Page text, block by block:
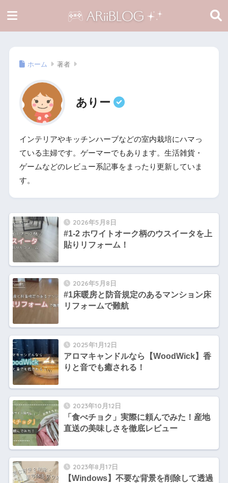
ホーム 著者
ありー
インテリアやキッチンハーブなどの室内栽培にハマっ
ている主婦です。ゲーマーでもあります。生活雑貨・
ゲームなどのレビュー系記事をまったり更新していま
す。
2026年5月8日
#1-2 ホワイトオーク柄のウスイータを上
貼りリフォーム！
2026年5月8日
#1床暖房と防音規定のあるマンション床
リフォームで難航
2025年1月12日
アロマキャンドルなら【WoodWick】香
りと音でも癒される！
2023年10月12日
「食べチョク」実際に頼んでみた！産地
直送の美味しさを徹底レビュー
2023年8月17日
【Windows】不要な背景を削除して透過